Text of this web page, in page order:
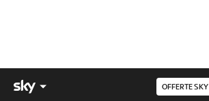
OFFERTE SKY